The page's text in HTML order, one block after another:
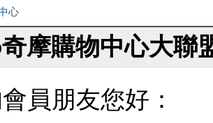
摩購物中心大聯
員朋友您好：